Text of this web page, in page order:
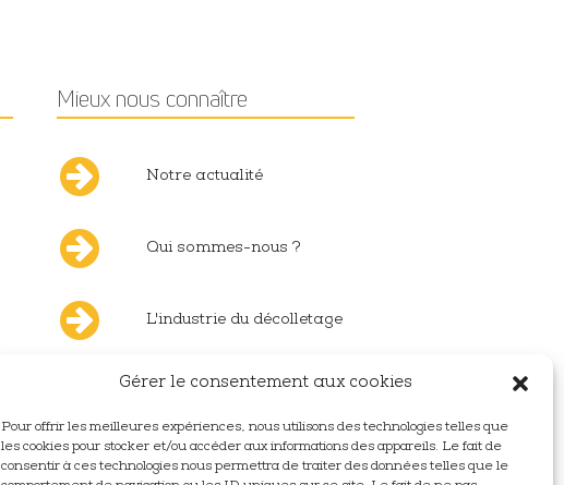
Gérer le consentement aux cookies
Pour offrir les meilleures expériences, nous utilisons des technologies telles que
les cookies pour stocker et/ou accéder aux informations des appareils. Le fait de
consentir à ces technologies nous permettra de traiter des données telles que le
Mieux nous connaître
Notre actualité
Qui sommes-nous ?
L'industrie du décolletage
Nous contacter